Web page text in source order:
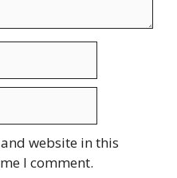
website in this
I comment.